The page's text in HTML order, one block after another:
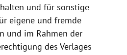
und für sonstige
eigene und fremde
und im Rahmen der
des Verlages